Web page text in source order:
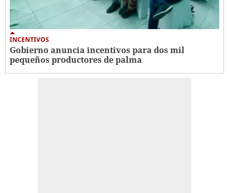
INCENTIVOS
Gobierno anuncia incentivos para dos mil
pequeños productores de palma